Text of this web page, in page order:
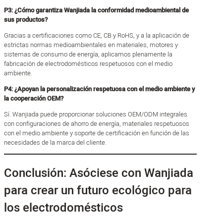
P3: ¿Cómo garantiza Wanjiada la conformidad medioambiental de
sus productos?
Gracias a certificaciones como CE, CB y RoHS, y a la aplicación de
estrictas normas medioambientales en materiales, motores y
sistemas de consumo de energía, aplicamos plenamente la
fabricación de electrodomésticos respetuosos con el medio
ambiente.
P4: ¿Apoyan la personalización respetuosa con el medio ambiente y
la cooperación OEM?
Sí. Wanjiada puede proporcionar soluciones OEM/ODM integrales
con configuraciones de ahorro de energía, materiales respetuosos
con el medio ambiente y soporte de certificación en función de las
necesidades de la marca del cliente.
Conclusión: Asóciese con Wanjiada
para crear un futuro ecológico para
los electrodomésticos